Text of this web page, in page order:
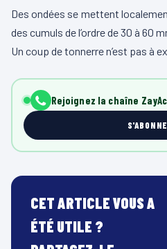
Des ondées se mettent
des cumuls de l’ordre de 30 à 60
Un coup de tonnerre n’est pas à
Rejoignez la chaîne
CET ARTICLE VOUS A
ÉTÉ UTILE ?